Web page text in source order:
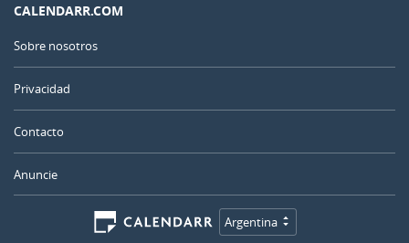
CALENDARR.COM
Sobre nosotros
Privacidad
Contacto
Anuncie
Argentina